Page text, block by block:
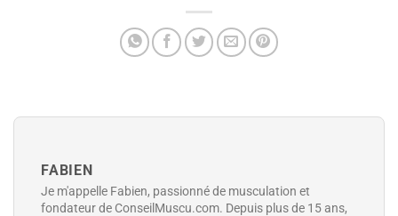
FABIEN
Je m'appelle Fabien, passionné de musculation et
fondateur de ConseilMuscu.com. Depuis plus de 15 ans,